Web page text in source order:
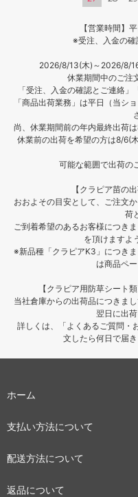
【営業時間】
※受注、入金の確
2026/8/13(木)～2026/8/
休業期間中のご注
「受注、入金の確認とご連絡」
「商品出荷業務」は平日（当シ
尚、休業期間前の年内最終出荷
休業前の出荷を希望の方は8/6(
可能な範囲で出荷の
【クラピア苗の
おおよその目安として、ご注文
荷
ご到着希望のあるお客様につき
を頂けますよ
※新品種「クラピアK3」につき
は商品ペー
【クラピア用防草シート
当社倉庫からの出荷品につきま
翌日に出荷
詳しくは、「よくあるご質問・
文したら何日で届
ホーム
支払い方法について
配送方法について
返品について